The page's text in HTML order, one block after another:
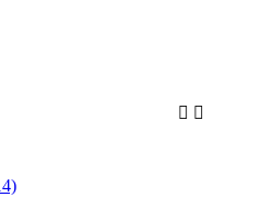
 